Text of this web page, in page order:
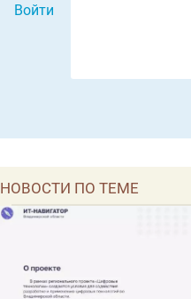
Войти
НОВОСТИ ПО ТЕМЕ